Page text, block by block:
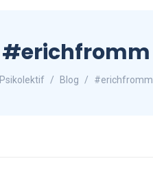
#erichfromm
Psikolektif Blog #erichfromm